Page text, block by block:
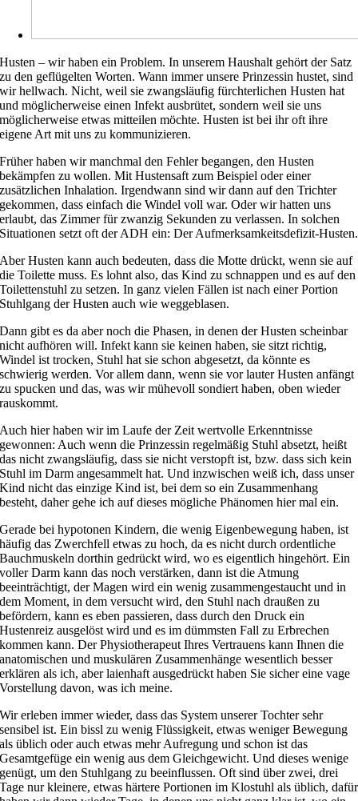
Husten – wir haben ein Problem. In unserem Haushalt gehört der Satz
zu den geflügelten Worten. Wann immer unsere Prinzessin hustet, sind
wir hellwach. Nicht, weil sie zwangsläufig fürchterlichen Husten hat
und möglicherweise einen Infekt ausbrütet, sondern weil sie uns
möglicherweise etwas mitteilen möchte. Husten ist bei ihr oft ihre
eigene Art mit uns zu kommunizieren.
Früher haben wir manchmal den Fehler begangen, den Husten
bekämpfen zu wollen. Mit Hustensaft zum Beispiel oder einer
zusätzlichen Inhalation. Irgendwann sind wir dann auf den Trichter
gekommen, dass einfach die Windel voll war. Oder wir hatten uns
erlaubt, das Zimmer für zwanzig Sekunden zu verlassen. In solchen
Situationen setzt oft der ADH ein: Der Aufmerksamkeitsdefizit-Husten.
Aber Husten kann auch bedeuten, dass die Motte drückt, wenn sie auf
die Toilette muss. Es lohnt also, das Kind zu schnappen und es auf den
Toilettenstuhl zu setzen. In ganz vielen Fällen ist nach einer Portion
Stuhlgang der Husten auch wie weggeblasen.
Dann gibt es da aber noch die Phasen, in denen der Husten scheinbar
nicht aufhören will. Infekt kann sie keinen haben, sie sitzt richtig,
Windel ist trocken, Stuhl hat sie schon abgesetzt, da könnte es
schwierig werden. Vor allem dann, wenn sie vor lauter Husten anfängt
zu spucken und das, was wir mühevoll sondiert haben, oben wieder
rauskommt.
Auch hier haben wir im Laufe der Zeit wertvolle Erkenntnisse
gewonnen: Auch wenn die Prinzessin regelmäßig Stuhl absetzt, heißt
das nicht zwangsläufig, dass sie nicht verstopft ist, bzw. dass sich kein
Stuhl im Darm angesammelt hat. Und inzwischen weiß ich, dass unser
Kind nicht das einzige Kind ist, bei dem so ein Zusammenhang
besteht, daher gehe ich auf dieses mögliche Phänomen hier mal ein.
Gerade bei hypotonen Kindern, die wenig Eigenbewegung haben, ist
häufig das Zwerchfell etwas zu hoch, da es nicht durch ordentliche
Bauchmuskeln dorthin gedrückt wird, wo es eigentlich hingehört. Ein
voller Darm kann das noch verstärken, dann ist die Atmung
beeinträchtigt, der Magen wird ein wenig zusammengestaucht und in
dem Moment, in dem versucht wird, den Stuhl nach draußen zu
befördern, kann es eben passieren, dass durch den Druck ein
Hustenreiz ausgelöst wird und es im dümmsten Fall zu Erbrechen
kommen kann. Der Physiotherapeut Ihres Vertrauens kann Ihnen die
anatomischen und muskulären Zusammenhänge wesentlich besser
erklären als ich, aber laienhaft ausgedrückt haben Sie sicher eine vage
Vorstellung davon, was ich meine.
Wir erleben immer wieder, dass das System unserer Tochter sehr
sensibel ist. Ein bissl zu wenig Flüssigkeit, etwas weniger Bewegung
als üblich oder auch etwas mehr Aufregung und schon ist das
Gesamtgefüge ein wenig aus dem Gleichgewicht. Und dieses wenige
genügt, um den Stuhlgang zu beeinflussen. Oft sind über zwei, drei
Tage nur kleinere, etwas härtere Portionen im Klostuhl als üblich, dafür